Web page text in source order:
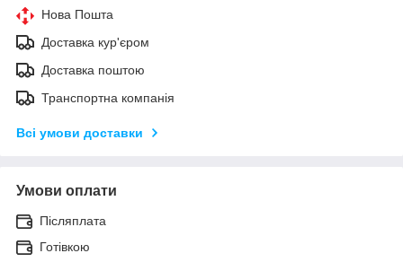
Нова Пошта
Доставка кур'єром
Доставка поштою
Транспортна компанія
Всі умови доставки
Умови оплати
Післяплата
Готівкою